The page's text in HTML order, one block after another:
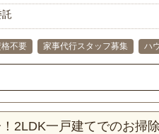
格不要 家事代行スタッフ募集 ハ
2LDK一戸建てでのお掃